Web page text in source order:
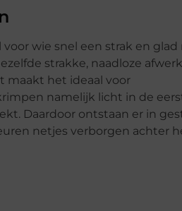
wie snel een strak en glad
strakke, naadloze
maakt het ideaal voor
namelijk licht in de
Daardoor ontstaan er in
netjes verborgen achter